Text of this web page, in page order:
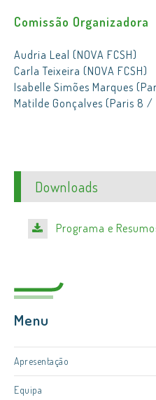
Comissão Organizadora
Audria Leal (NOVA FCSH)
Carla Teixeira (NOVA FCSH)
Isabelle Simões Marques
Matilde Gonçalves (Paris 8 /
Downloads
Programa e
Menu
Apresentação
Equipa